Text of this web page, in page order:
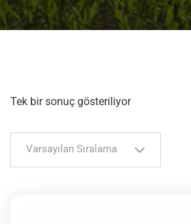
Tek bir sonuç gösteriliyor
Varsayılan Sıralama